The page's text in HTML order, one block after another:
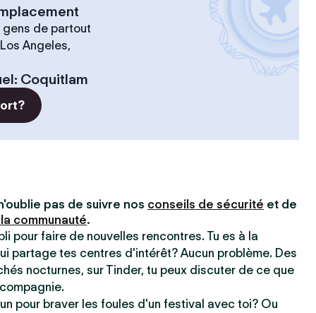
de partout
Angeles,
: Coquitlam
pas de suivre nos conseils de sécurité et de
communauté.
pour faire de nouvelles rencontres. Tu es à la
partage tes centres d'intérêt? Aucun problème. Des
nocturnes, sur Tinder, tu peux discuter de ce que
pour braver les foules d'un festival avec toi? Ou